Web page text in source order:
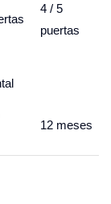
4 / 5
puertas
12 meses